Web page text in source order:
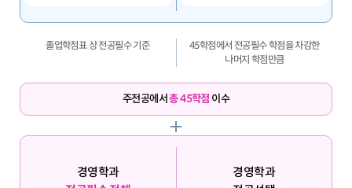
졸업학점표 상 전공필수 기준
45학점에서 전공필수 학점을 차감한
나머지 학점만큼
주전공에서총 45학점 이수
경영학과
경영학과